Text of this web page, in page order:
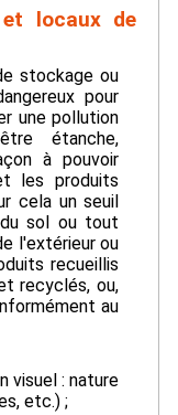
locaux de
stockage ou
pour
une pollution
étanche,
à pouvoir
les produits
cela un seuil
sol ou tout
l'extérieur ou
recueillis
recyclés, ou,
au
visuel : nature
etc.) ;